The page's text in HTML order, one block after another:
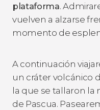
plataforma.
vuelven a alzarse
momento de
A continuación
un cráter volcánico
la que se tallaron la
de Pascua.